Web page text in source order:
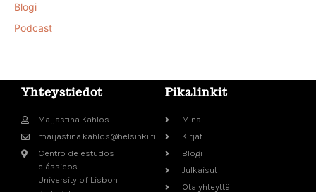
Blogi
Podcast
Yhteystiedot
Maijastina Kahlos
maijastina.kahlos@helsinki.fi
Centro de estudos
clássicos
University of Lisbon
Pikalinkit
Minä
Kirjat
Blogi
Julkaisut
Ota yhteyttä